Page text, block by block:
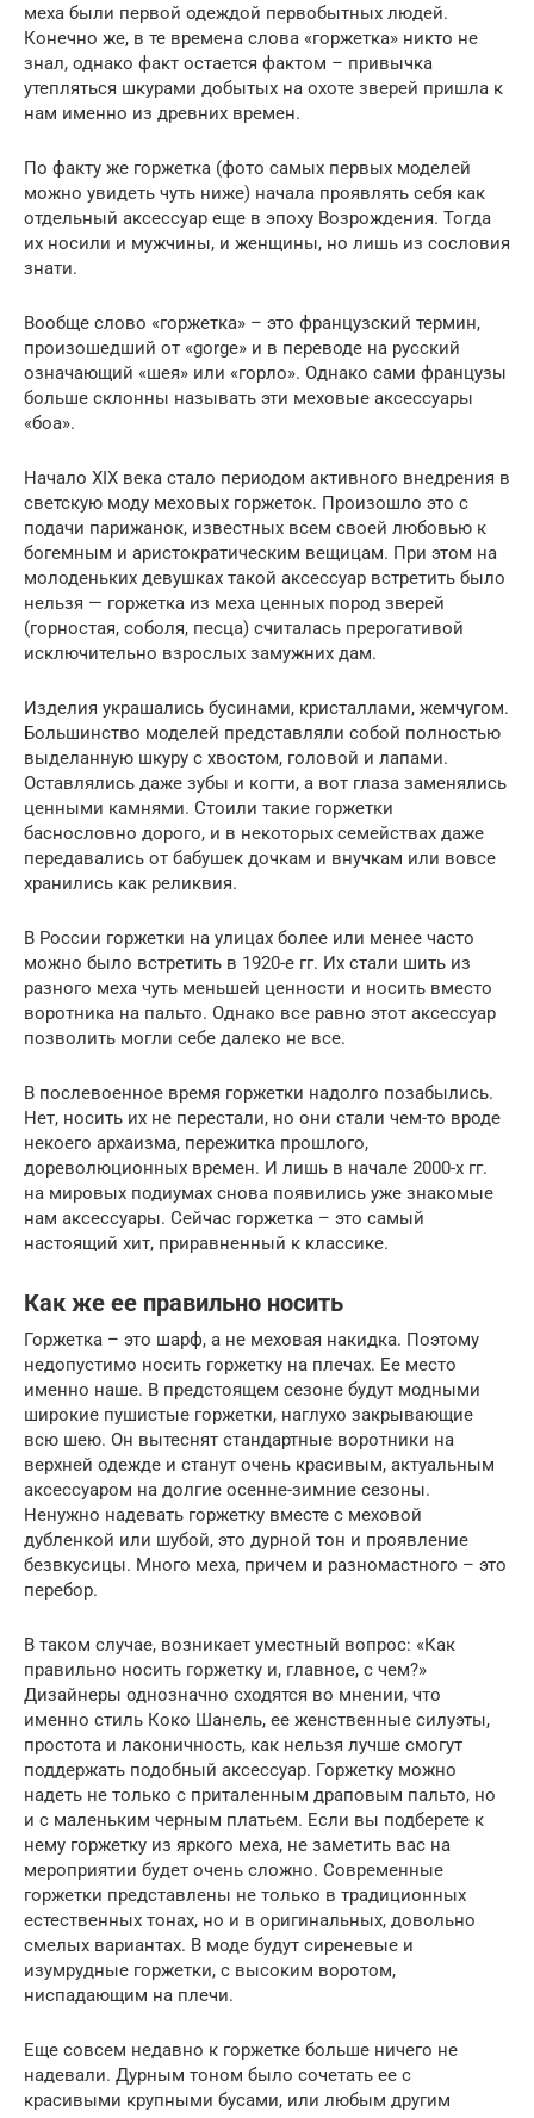
меха были первой одеждой первобытных людей.
Конечно же, в те времена слова «горжетка» никто не
знал, однако факт остается фактом – привычка
утепляться шкурами добытых на охоте зверей пришла к
нам именно из древних времен.
По факту же горжетка (фото самых первых моделей
можно увидеть чуть ниже) начала проявлять себя как
отдельный аксессуар еще в эпоху Возрождения. Тогда
их носили и мужчины, и женщины, но лишь из сословия
знати.
Вообще слово «горжетка» – это французский термин,
произошедший от «gorge» и в переводе на русский
означающий «шея» или «горло». Однако сами французы
больше склонны называть эти меховые аксессуары
«боа».
Начало XIX века стало периодом активного внедрения в
светскую моду меховых горжеток. Произошло это с
подачи парижанок, известных всем своей любовью к
богемным и аристократическим вещицам. При этом на
молоденьких девушках такой аксессуар встретить было
нельзя — горжетка из меха ценных пород зверей
(горностая, соболя, песца) считалась прерогативой
исключительно взрослых замужних дам.
Изделия украшались бусинами, кристаллами, жемчугом.
Большинство моделей представляли собой полностью
выделанную шкуру с хвостом, головой и лапами.
Оставлялись даже зубы и когти, а вот глаза заменялись
ценными камнями. Стоили такие горжетки
баснословно дорого, и в некоторых семействах даже
передавались от бабушек дочкам и внучкам или вовсе
хранились как реликвия.
В России горжетки на улицах более или менее часто
можно было встретить в 1920-е гг. Их стали шить из
разного меха чуть меньшей ценности и носить вместо
воротника на пальто. Однако все равно этот аксессуар
позволить могли себе далеко не все.
В послевоенное время горжетки надолго позабылись.
Нет, носить их не перестали, но они стали чем-то вроде
некоего архаизма, пережитка прошлого,
дореволюционных времен. И лишь в начале 2000-х гг.
на мировых подиумах снова появились уже знакомые
нам аксессуары. Сейчас горжетка – это самый
настоящий хит, приравненный к классике.
Как же ее правильно носить
Горжетка – это шарф, а не меховая накидка. Поэтому
недопустимо носить горжетку на плечах. Ее место
именно наше. В предстоящем сезоне будут модными
широкие пушистые горжетки, наглухо закрывающие
всю шею. Он вытеснят стандартные воротники на
верхней одежде и станут очень красивым, актуальным
аксессуаром на долгие осенне-зимние сезоны.
Ненужно надевать горжетку вместе с меховой
дубленкой или шубой, это дурной тон и проявление
безвкусицы. Много меха, причем и разномастного – это
перебор.
В таком случае, возникает уместный вопрос: «Как
правильно носить горжетку и, главное, с чем?»
Дизайнеры однозначно сходятся во мнении, что
именно стиль Коко Шанель, ее женственные силуэты,
простота и лаконичность, как нельзя лучше смогут
поддержать подобный аксессуар. Горжетку можно
надеть не только с приталенным драповым пальто, но
и с маленьким черным платьем. Если вы подберете к
нему горжетку из яркого меха, не заметить вас на
мероприятии будет очень сложно. Современные
горжетки представлены не только в традиционных
естественных тонах, но и в оригинальных, довольно
смелых вариантах. В моде будут сиреневые и
изумрудные горжетки, с высоким воротом,
ниспадающим на плечи.
Еще совсем недавно к горжетке больше ничего не
надевали. Дурным тоном было сочетать ее с
красивыми крупными бусами, или любым другим